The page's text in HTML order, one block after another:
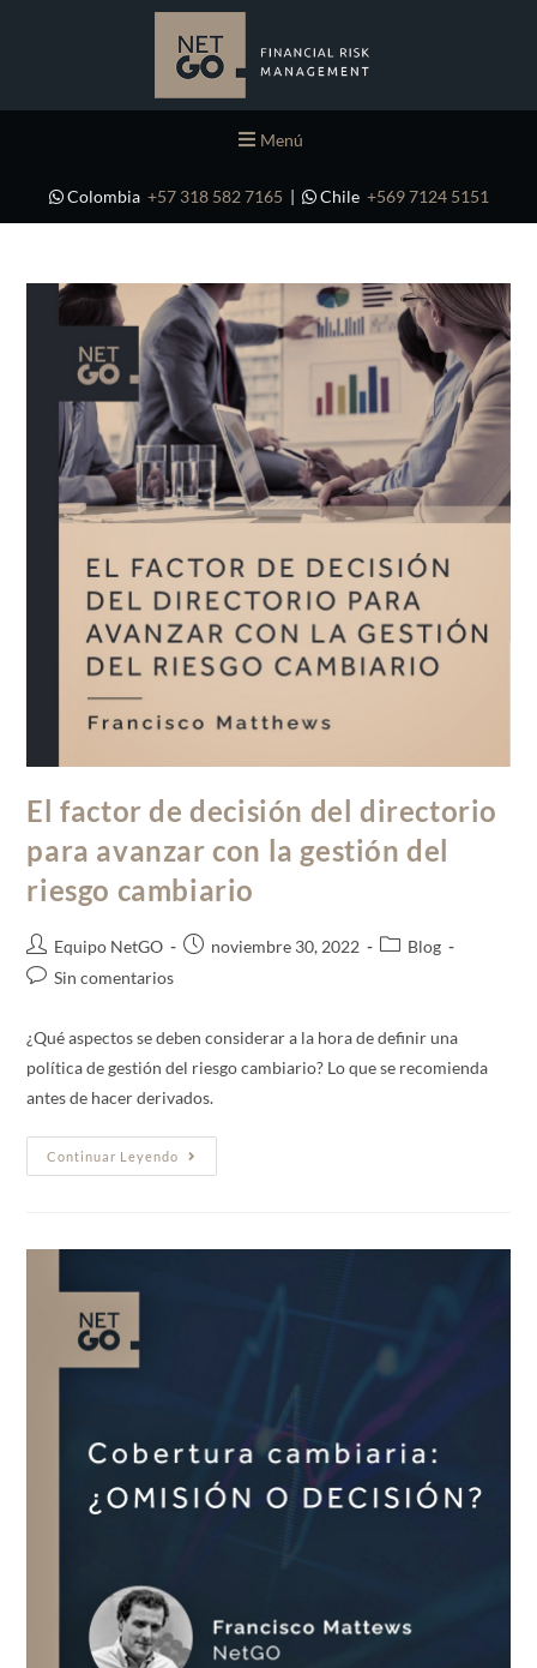
Menú
Colombia +57 318 582 7165 | Chile +569 7124 5151
El factor de decisión del directorio
para avanzar con la gestión del
riesgo cambiario
Equipo NetGO noviembre 30, 2022
Blog
Sin comentarios
¿Qué aspectos se deben considerar a la hora de definir una
política de gestión del riesgo cambiario? Lo que se recomienda
antes de hacer derivados.
Continuar Leyendo